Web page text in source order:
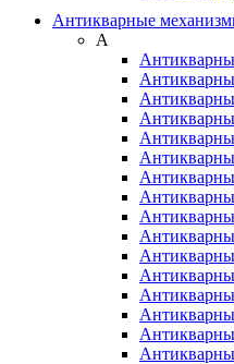
Антикварные
А